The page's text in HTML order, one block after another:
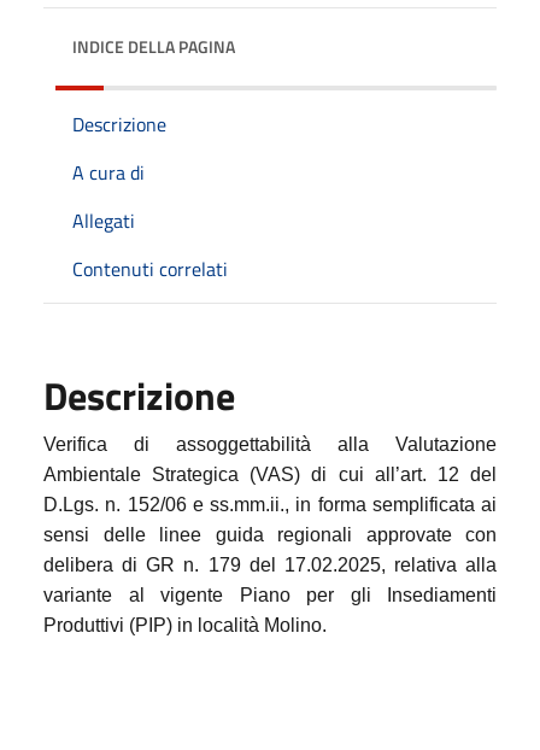
INDICE DELLA PAGINA
Descrizione
A cura di
Allegati
Contenuti correlati
Descrizione
Verifica di assoggettabilità alla Valutazione
Ambientale Strategica (VAS) di cui all’art. 12 del
D.Lgs. n. 152/06 e ss.mm.ii., in forma semplificata ai
sensi delle linee guida regionali approvate con
delibera di GR n. 179 del 17.02.2025, relativa alla
variante al vigente Piano per gli Insediamenti
Produttivi (PIP) in località Molino.